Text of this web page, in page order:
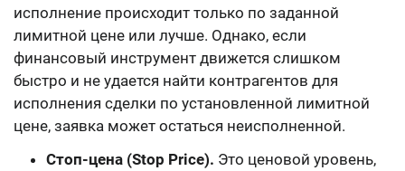
исполнение происходит только по заданной
лимитной цене или лучше. Однако, если
финансовый инструмент движется слишком
быстро и не удается найти контрагентов для
исполнения сделки по установленной лимитной
цене, заявка может остаться неисполненной.
Стоп-цена (Stop Price). Это ценовой уровень,